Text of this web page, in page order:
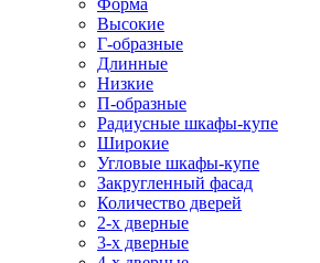
Форма
Высокие
Г-образные
Длинные
Низкие
П-образные
Радиусные шкафы-купе
Широкие
Угловые шкафы-купе
Закругленный фасад
Количество дверей
2-х дверные
3-х дверные